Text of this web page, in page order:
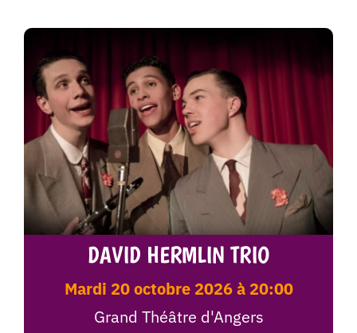
DAVID HERMLIN TRIO
mardi 20 octobre 2026 à 20:00
Grand Théâtre d'Angers